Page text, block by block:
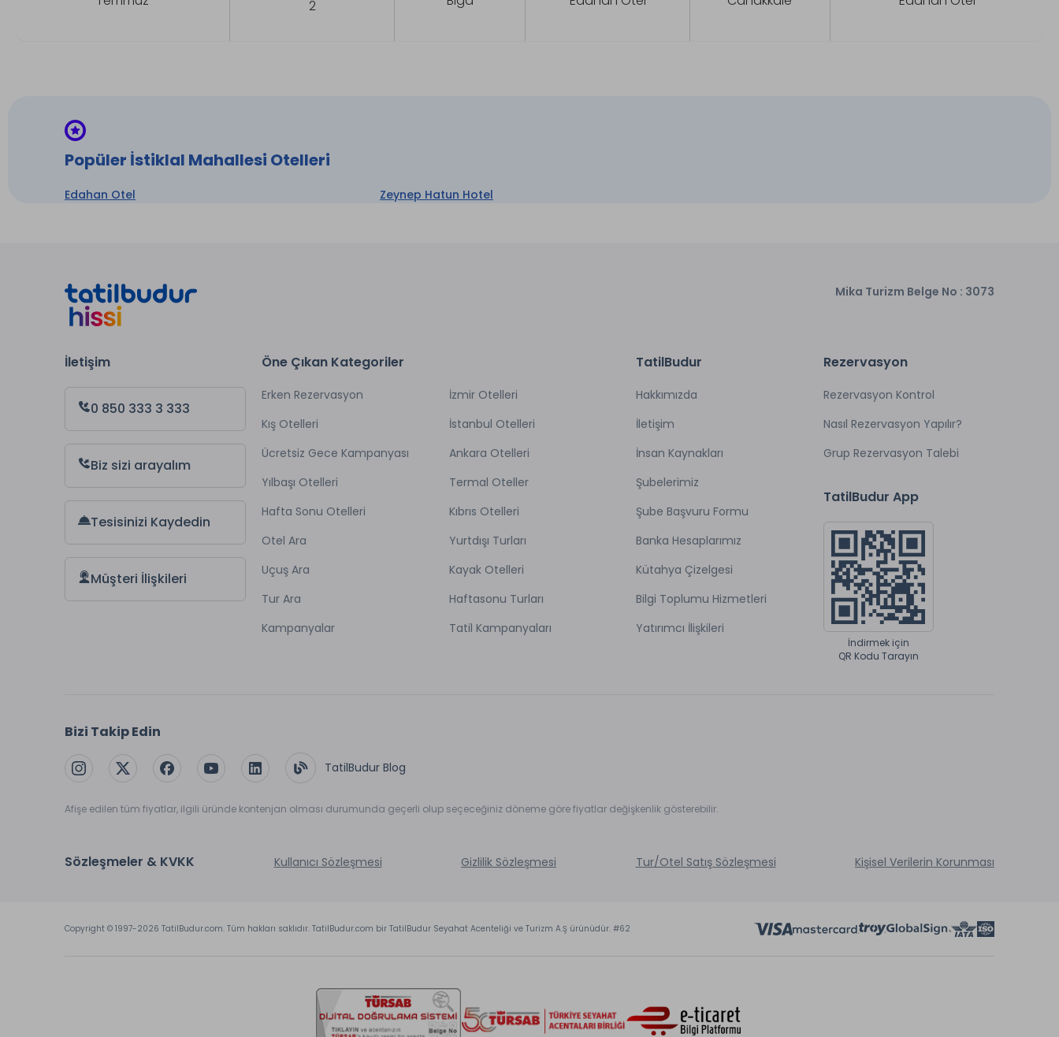
2
Popüler İstiklal Mahallesi Otelleri
Edahan Otel Zeynep Hatun Hotel
Mika Turizm Belge No : 3073
İletişim
0 850 333 3 333
Biz sizi arayalım
Tesisinizi Kaydedin
Müşteri İlişkileri
Öne Çıkan Kategoriler
Erken Rezervasyon
Kış Otelleri
Ücretsiz Gece Kampanyası
Yılbaşı Otelleri
Hafta Sonu Otelleri
Otel Ara
Uçuş Ara
Tur Ara
Kampanyalar
İzmir Otelleri
İstanbul Otelleri
Ankara Otelleri
Termal Oteller
Kıbrıs Otelleri
Yurtdışı Turları
Kayak Otelleri
Haftasonu Turları
Tatil Kampanyaları
TatilBudur
Hakkımızda
İletişim
İnsan Kaynakları
Şubelerimiz
Şube Başvuru Formu
Banka Hesaplarımız
Kütahya Çizelgesi
Bilgi Toplumu Hizmetleri
Yatırımcı İlişkileri
Rezervasyon
Rezervasyon Kontrol
Nasıl Rezervasyon Yapılır?
Grup Rezervasyon Talebi
TatilBudur App
İndirmek için
QR Kodu Tarayın
Bizi Takip Edin
TatilBudur Blog
Afişe edilen tüm fiyatlar, ilgili üründe kontenjan olması durumunda geçerli olup seçeceğiniz döneme göre fiyatlar değişkenlik gösterebilir.
Sözleşmeler & KVKK Kullanıcı Sözleşmesi Gizlilik Sözleşmesi Tur/Otel Satış Sözleşmesi Kişisel Verilerin Korunması
Copyright © 1997-2026 TatilBudur.com. Tüm hakları saklıdır. TatilBudur.com bir TatilBudur Seyahat Acenteliği ve Turizm A.Ş ürünüdür. #62